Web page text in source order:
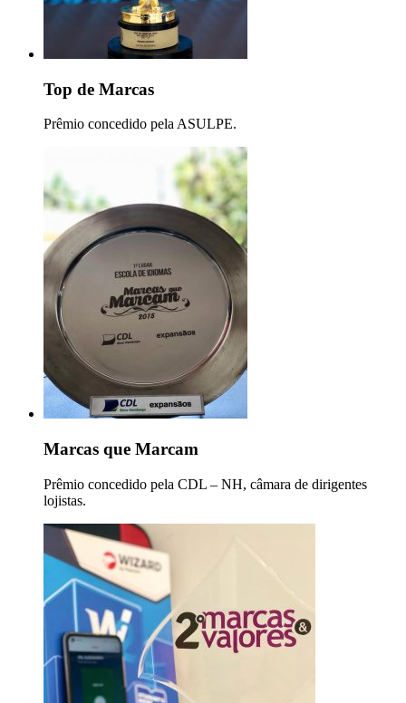
Top de Marcas
Prêmio concedido pela ASULPE.
Marcas que Marcam
Prêmio concedido pela CDL – NH, câmara de dirigentes
lojistas.